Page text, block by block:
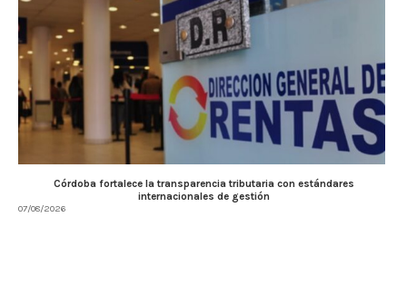
Córdoba fortalece la transparencia tributaria con estándares
internacionales de gestión
07/08/2026